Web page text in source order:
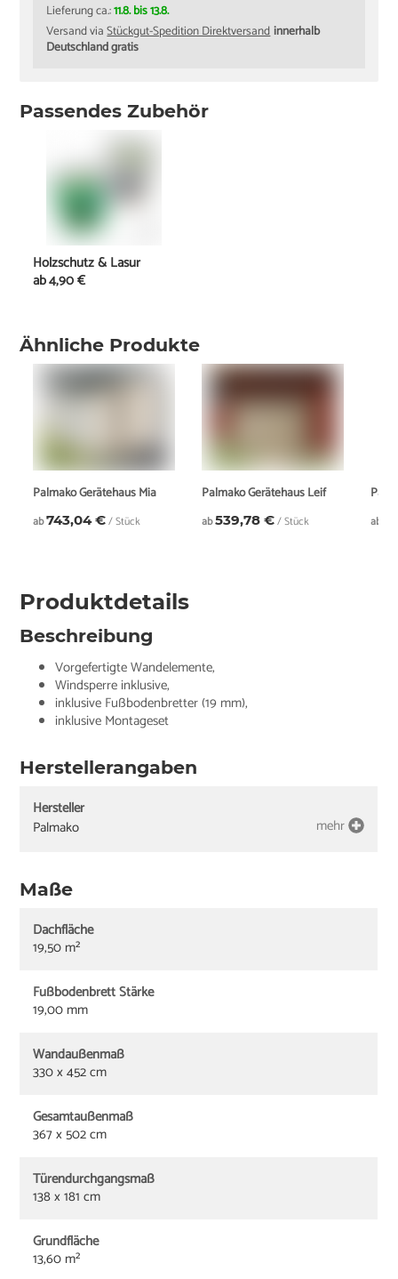
Lieferung ca.:11.8. bis 13.8.
Versand viaStückgut-Spedition Direktversandinnerhalb
Deutschland gratis
Ähnliche Produkte
Palmako Gerätehaus Mia
ab743,04 €/ Stück
Palmako Gerätehaus Leif
ab539,78 €/ Stück ab
Produktdetails
Beschreibung
Vorgefertigte Wandelemente,
Windsperre inklusive,
inklusive Fußbodenbretter (19 mm),
inklusive Montageset
Herstellerangaben
Hersteller
Palmako
mehr
Maße
Dachfläche
19,50 m²
Fußbodenbrett Stärke
19,00 mm
Wandaußenmaß
330 x 452 cm
Gesamtaußenmaß
367 x 502 cm
Türendurchgangsmaß
138 x 181 cm
Grundfläche
13,60 m²
Passendes Zubehör
Holzschutz & Lasur
ab4,90 €